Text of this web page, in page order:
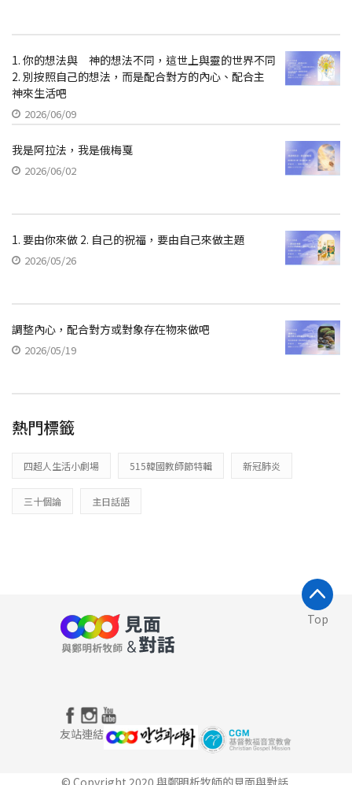
1. 你的想法與 神的想法不同，這世上與靈的世界不同
2. 別按照自己的想法，而是配合對方的內心、配合主
神來生活吧
2026/06/09
我是阿拉法，我是俄梅戛
2026/06/02
1. 要由你來做 2. 自己的祝福，要由自己來做主題
2026/05/26
調整內心，配合對方或對象存在物來做吧
2026/05/19
熱門標籤
四超人生活小劇場 515韓國教師節特輯 新冠肺炎
三十個論 主日話語
Top
友站連結